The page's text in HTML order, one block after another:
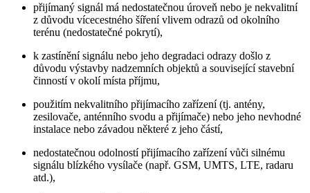
přijímaný signál má nedostatečnou úroveň nebo je nekvalitní
z důvodu vícecestného šíření vlivem odrazů od okolního
terénu (nedostatečné pokrytí),
k zastínění signálu nebo jeho degradaci odrazy došlo z
důvodu výstavby nadzemních objektů a související stavební
činností v okolí místa příjmu,
použitím nekvalitního přijímacího zařízení (tj. antény,
zesilovače, anténního svodu a přijímače) nebo jeho nevhodné
instalace nebo závadou některé z jeho částí,
nedostatečnou odolností přijímacího zařízení vůči silnému
signálu blízkého vysílače (např. GSM, UMTS, LTE, radaru
atd.),